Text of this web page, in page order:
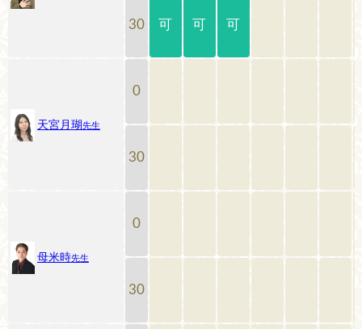
30 可 可 可
天宮月瑚先生
0
30
母米時先生
0
30